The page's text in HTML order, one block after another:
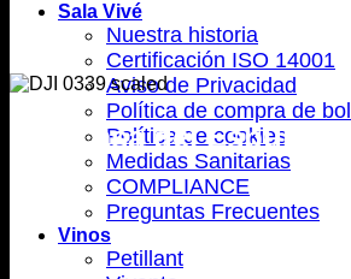
Sala Vivé
Nuestra historia
Certificación ISO 14001
Aviso de Privacidad
Política de compra de
Política de cookies
Medidas Sanitarias
COMPLIANCE
Preguntas Frecuentes
Vinos
Petillant
La Casa del